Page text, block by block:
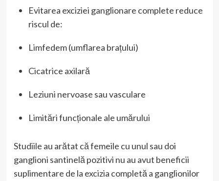
Evitarea exciziei ganglionare complete reduce
riscul de:
Limfedem (umflarea brațului)
Cicatrice axilară
Leziuni nervoase sau vasculare
Limitări funcționale ale umărului
Studiile au arătat că femeile cu unul sau doi
ganglioni santinelă pozitivi nu au avut beneficii
suplimentare de la excizia completă a ganglionilor